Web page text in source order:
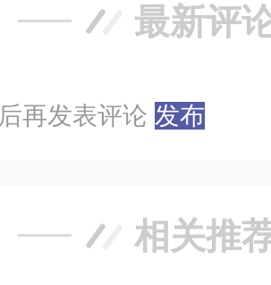
最新评
后再发表评论 发布
相关推